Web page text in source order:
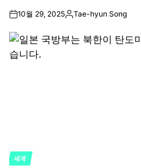
on10월 29, 2025Posted
Tae-hyun Song
POSTED
세계